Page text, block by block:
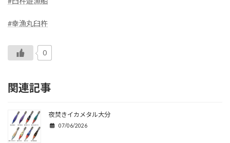
#幸漁丸臼杵
0
関連記事
夜焚きイカメタル大分
07/06/2026